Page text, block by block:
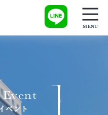
ベント